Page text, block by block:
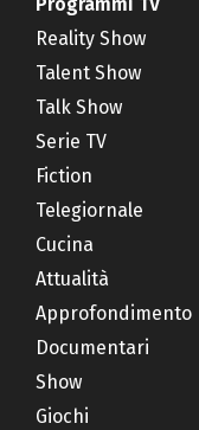
Programmi TV
Reality Show
Talent Show
Talk Show
Serie TV
Fiction
Telegiornale
Cucina
Attualità
Approfondimento
Documentari
Show
Giochi